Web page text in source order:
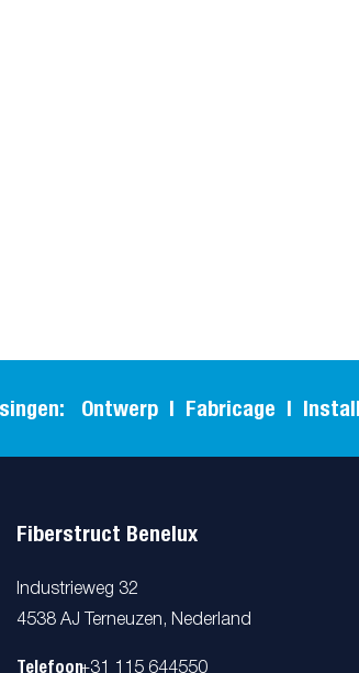
Ontwerp | Fabricage | Installatie
Fiberstruct Benelux
Industrieweg 32
4538 AJ Terneuzen, Nederland
Telefoon+31 115 644550